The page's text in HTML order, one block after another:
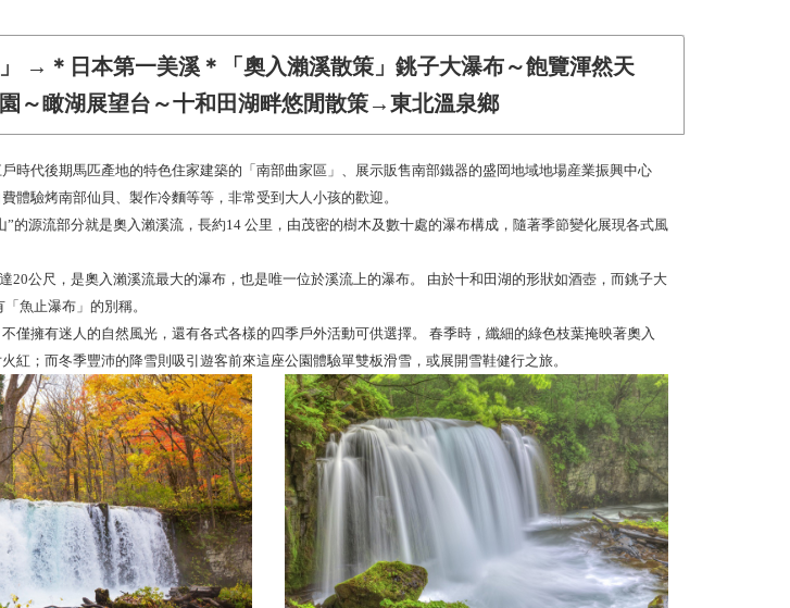
→＊日本第一美溪＊「奧入瀨溪散策」銚子大瀑布～飽覽渾然天
～瞰湖展望台～十和田湖畔悠閒散策→東北溫泉鄉
時代後期馬匹產地的特色住家建築的「南部曲家區」、展示販售南部鐵器的盛岡地域地場産業振興中心
體驗烤南部仙貝、製作冷麵等等，非常受到大人小孩的歡迎。
的源流部分就是奧入瀨溪流，長約14 公里，由茂密的樹木及數十處的瀑布構成，隨著季節變化展現各式風
公尺，是奧入瀨溪流最大的瀑布，也是唯一位於溪流上的瀑布。 由於十和田湖的形狀如酒壺，而銚子大
魚止瀑布」的別稱。
僅擁有迷人的自然風光，還有各式各樣的四季戶外活動可供選擇。 春季時，纖細的綠色枝葉掩映著奧入
；而冬季豐沛的降雪則吸引遊客前來這座公園體驗單雙板滑雪，或展開雪鞋健行之旅。